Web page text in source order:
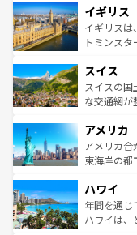
いる。シャ
香り高いラ
らに、パ
れる地方に
を参照して
顔を持つこ
ルリンの文
してライ
は、お酒好き
ドイツ情報
イギリス
イギリスは
トミンス
リアごとに
ティー、
戦など、本
ンツ一覧を
スイス
スイスの
な交通網が
の建物がそ
博物館もあ
ことができ
ば市内交通費
着のスイス
アメリカ
アメリカ合
東海岸の都
のような巨
ンメントが
西部には
ハワイ
年間を通じ
ハワイは、